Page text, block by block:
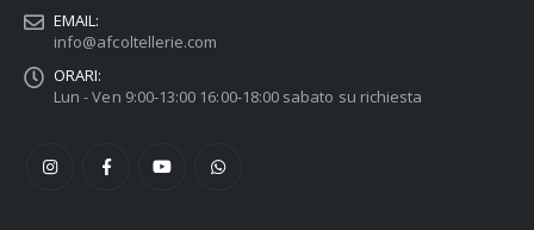
EMAIL:
info@afcoltellerie.com
ORARI:
Lun - Ven 9:00-13:00 16:00-18:00 sabato su richiesta